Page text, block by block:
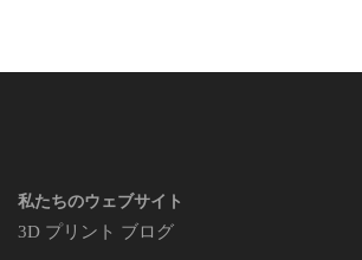
私たちのウェブサイト
3D プリント ブログ